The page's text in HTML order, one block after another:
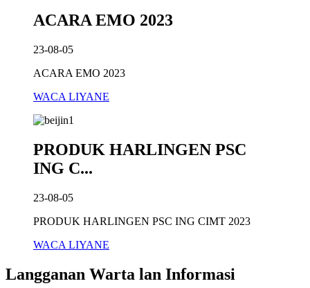
ACARA EMO 2023
23-08-05
ACARA EMO 2023
WACA LIYANE
PRODUK HARLINGEN PSC
ING C...
23-08-05
PRODUK HARLINGEN PSC ING CIMT 2023
WACA LIYANE
Langganan Warta lan Informasi